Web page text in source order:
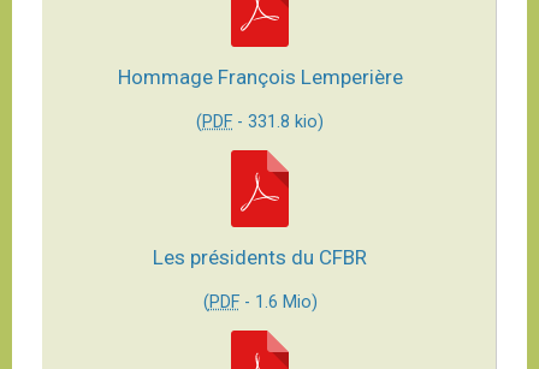
Hommage François Lemperière
(PDF - 331.8 kio)
Les présidents du CFBR
(PDF- 1.6 Mio)